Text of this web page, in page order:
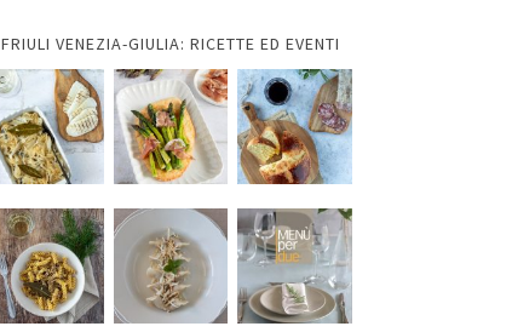
FRIULI VENEZIA-GIULIA: RICETTE ED EVENTI